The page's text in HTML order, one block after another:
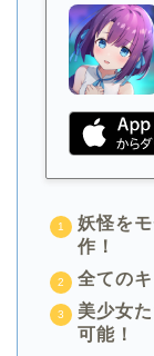
妖怪を
作！
全ての
美少女
可能！